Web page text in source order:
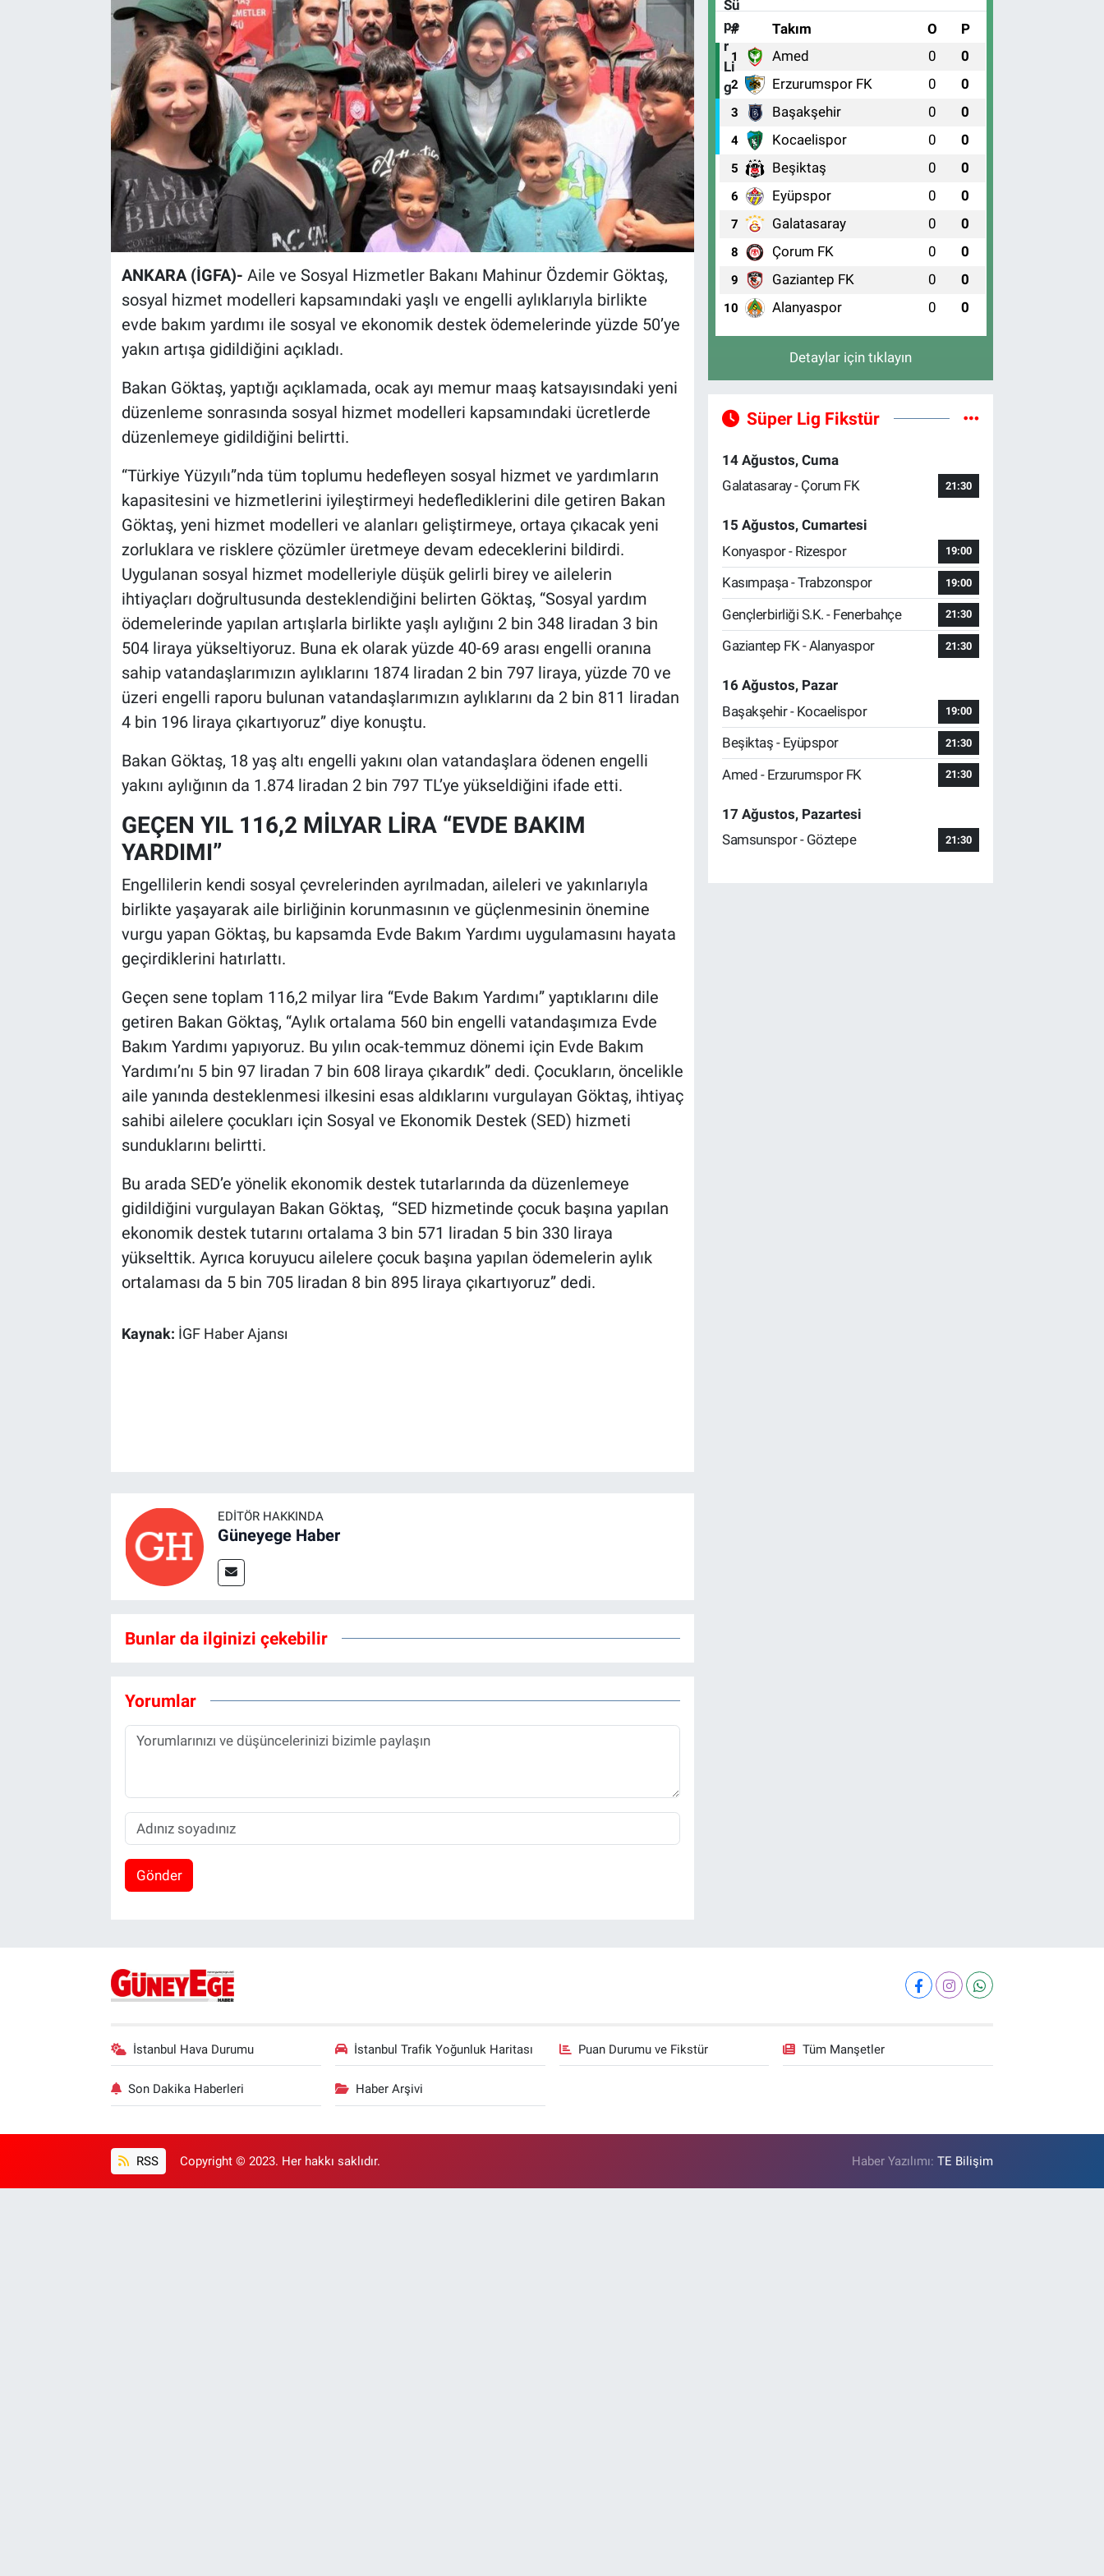
ANKARA (İGFA)- Aile ve Sosyal Hizmetler Bakanı Mahinur Özdemir Göktaş,
sosyal hizmet modelleri kapsamındaki yaşlı ve engelli aylıklarıyla birlikte
evde bakım yardımı ile sosyal ve ekonomik destek ödemelerinde yüzde 50’ye
yakın artışa gidildiğini açıkladı.
Bakan Göktaş, yaptığı açıklamada, ocak ayı memur maaş katsayısındaki yeni
düzenleme sonrasında sosyal hizmet modelleri kapsamındaki ücretlerde
düzenlemeye gidildiğini belirtti.
“Türkiye Yüzyılı”nda tüm toplumu hedefleyen sosyal hizmet ve yardımların
kapasitesini ve hizmetlerini iyileştirmeyi hedeflediklerini dile getiren Bakan
Göktaş, yeni hizmet modelleri ve alanları geliştirmeye, ortaya çıkacak yeni
zorluklara ve risklere çözümler üretmeye devam edeceklerini bildirdi.
Uygulanan sosyal hizmet modelleriyle düşük gelirli birey ve ailelerin
ihtiyaçları doğrultusunda desteklendiğini belirten Göktaş, “Sosyal yardım
ödemelerinde yapılan artışlarla birlikte yaşlı aylığını 2 bin 348 liradan 3 bin
504 liraya yükseltiyoruz. Buna ek olarak yüzde 40-69 arası engelli oranına
sahip vatandaşlarımızın aylıklarını 1874 liradan 2 bin 797 liraya, yüzde 70 ve
üzeri engelli raporu bulunan vatandaşlarımızın aylıklarını da 2 bin 811 liradan
4 bin 196 liraya çıkartıyoruz” diye konuştu.
Bakan Göktaş, 18 yaş altı engelli yakını olan vatandaşlara ödenen engelli
yakını aylığının da 1.874 liradan 2 bin 797 TL’ye yükseldiğini ifade etti.
GEÇEN YIL 116,2 MİLYAR LİRA “EVDE BAKIM
YARDIMI”
Engellilerin kendi sosyal çevrelerinden ayrılmadan, aileleri ve yakınlarıyla
birlikte yaşayarak aile birliğinin korunmasının ve güçlenmesinin önemine
vurgu yapan Göktaş, bu kapsamda Evde Bakım Yardımı uygulamasını hayata
geçirdiklerini hatırlattı.
Geçen sene toplam 116,2 milyar lira “Evde Bakım Yardımı” yaptıklarını dile
getiren Bakan Göktaş, “Aylık ortalama 560 bin engelli vatandaşımıza Evde
Bakım Yardımı yapıyoruz. Bu yılın ocak-temmuz dönemi için Evde Bakım
Yardımı’nı 5 bin 97 liradan 7 bin 608 liraya çıkardık” dedi. Çocukların, öncelikle
aile yanında desteklenmesi ilkesini esas aldıklarını vurgulayan Göktaş, ihtiyaç
sahibi ailelere çocukları için Sosyal ve Ekonomik Destek (SED) hizmeti
sunduklarını belirtti.
Bu arada SED’e yönelik ekonomik destek tutarlarında da düzenlemeye
gidildiğini vurgulayan Bakan Göktaş, “SED hizmetinde çocuk başına yapılan
ekonomik destek tutarını ortalama 3 bin 571 liradan 5 bin 330 liraya
yükselttik. Ayrıca koruyucu ailelere çocuk başına yapılan ödemelerin aylık
ortalaması da 5 bin 705 liradan 8 bin 895 liraya çıkartıyoruz” dedi.
Kaynak: İGF Haber Ajansı
EDITÖR HAKKINDA
Güneyege Haber
Bunlar da ilginizi çekebilir
Yorumlar
Gönder
# Takım O P
1 Amed 0 0
2 Erzurumspor FK 0 0
3 Başakşehir 0 0
4 Kocaelispor 0 0
5 Beşiktaş 0 0
6 Eyüpspor 0 0
7 Galatasaray 0 0
8 Çorum FK 0 0
9 Gaziantep FK 0 0
10 Alanyaspor 0 0
Detaylar için tıklayın
Süper Lig Fikstür
14 Ağustos, Cuma
Galatasaray - Çorum FK
21:30
15 Ağustos, Cumartesi
Konyaspor - Rizespor
19:00
Kasımpaşa - Trabzonspor 19:00
Gençlerbirliği S.K. - Fenerbahçe 21:30
Gaziantep FK - Alanyaspor 21:30
16 Ağustos, Pazar
Başakşehir - Kocaelispor
19:00
Beşiktaş - Eyüpspor 21:30
Amed - Erzurumspor FK 21:30
17 Ağustos, Pazartesi
Samsunspor - Göztepe
21:30
İstanbul Hava Durumu İstanbul Trafik Yoğunluk Haritası Puan Durumu ve Fikstür Tüm Manşetler
Son Dakika Haberleri Haber Arşivi
RSS Copyright © 2023. Her hakkı saklıdır. Haber Yazılımı:TE Bilişim